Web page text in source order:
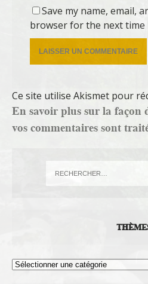
Save my name, email,
browser for the next time
Ce site utilise Akismet pour
En savoir plus sur la façon
vos commentaires sont
Thèmes